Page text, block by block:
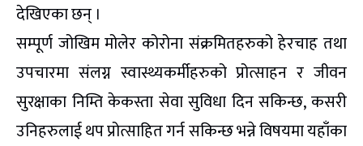
देखिएका छन् ।
सम्पूर्ण जोखिम मोलेर कोरोना संक्रमितहरुको हेरचाह तथा
उपचारमा संलग्न स्वास्थ्यकर्मीहरुको प्रोत्साहन र जीवन
सुरक्षाका निम्ति केकस्ता सेवा सुविधा दिन सकिन्छ, कसरी
उनिहरुलाई थप प्रोत्साहित गर्न सकिन्छ भन्ने विषयमा यहाँका